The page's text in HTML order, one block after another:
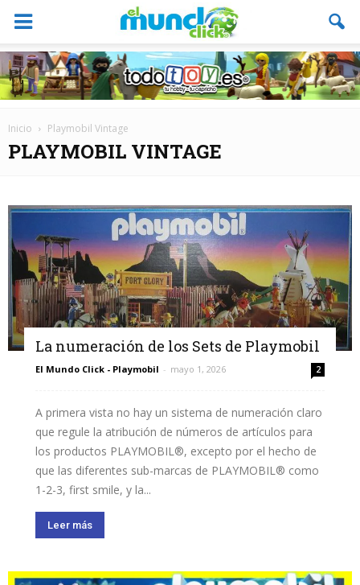
Inicio Playmobil Vintage
PLAYMOBIL VINTAGE
La numeración de los Sets de Playmobil
El Mundo Click - Playmobil - mayo 1, 2026 2
A primera vista no hay un sistema de numeración claro
que regule la atribución de números de artículos para
los productos PLAYMOBIL®, excepto por el hecho de
que las diferentes sub-marcas de PLAYMOBIL® como
1-2-3, first smile, y la...
Leer más